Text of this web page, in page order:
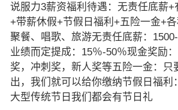
说服力3薪资福利待遇：无责任底薪+
+带薪休假+节假日福利+五险一金+
聚餐、唱歌、旅游无责任底薪：
业绩而定提成：15％-50％现金奖励
奖，冲刺奖，新人奖等五险一金：只
出，我们就可以给你缴纳节假日福利
大型传统节日我们都会有节日礼